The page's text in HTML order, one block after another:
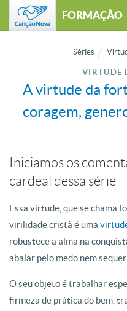
FORMAÇÃO
Séries
VIRTUDE
A virtude da
coragem,
Iniciamos os
cardeal dessa série
Essa virtude, que se chama
virilidade cristã é uma
robustece a alma na
abalar pelo medo nem
O seu objeto é trabalhar
firmeza de prática do bem,